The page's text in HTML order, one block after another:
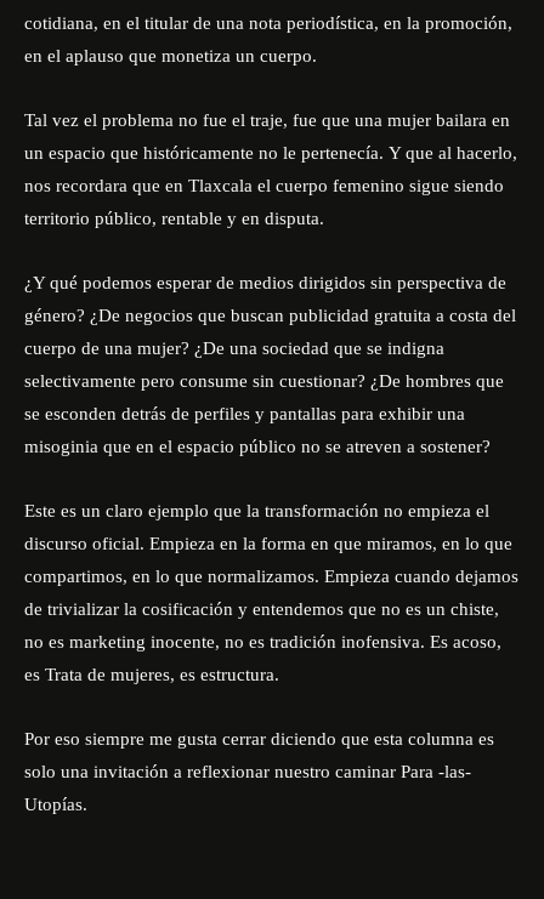
cotidiana, en el titular de una nota periodística, en la promoción,
en el aplauso que monetiza un cuerpo.
Tal vez el problema no fue el traje, fue que una mujer bailara en
un espacio que históricamente no le pertenecía. Y que al hacerlo,
nos recordara que en Tlaxcala el cuerpo femenino sigue siendo
territorio público, rentable y en disputa.
¿Y qué podemos esperar de medios dirigidos sin perspectiva de
género? ¿De negocios que buscan publicidad gratuita a costa del
cuerpo de una mujer? ¿De una sociedad que se indigna
selectivamente pero consume sin cuestionar? ¿De hombres que
se esconden detrás de perfiles y pantallas para exhibir una
misoginia que en el espacio público no se atreven a sostener?
Este es un claro ejemplo que la transformación no empieza el
discurso oficial. Empieza en la forma en que miramos, en lo que
compartimos, en lo que normalizamos. Empieza cuando dejamos
de trivializar la cosificación y entendemos que no es un chiste,
no es marketing inocente, no es tradición inofensiva. Es acoso,
es Trata de mujeres, es estructura.
Por eso siempre me gusta cerrar diciendo que esta columna es
solo una invitación a reflexionar nuestro caminar Para -las-
Utopías.